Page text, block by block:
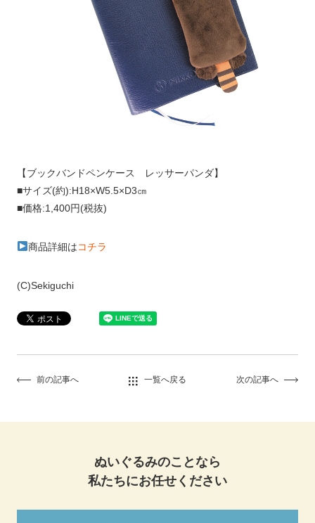
【ブックバンドペンケース レッサーパンダ】
■サイズ(約):H18×W5.5×D3㎝
■価格:1,400円(税抜)
商品詳細はコチラ
(C)Sekiguchi
前の記事へ 一覧へ戻る 次の記事へ
ぬいぐるみのことなら
私たちにお任せください